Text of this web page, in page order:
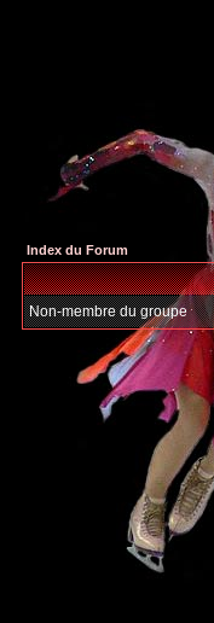
Index du Forum
Non-membre du groupe